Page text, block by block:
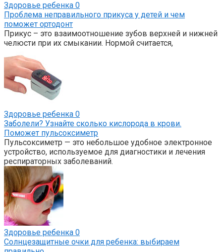
Здоровье ребенка 0
Проблема неправильного прикуса у детей и чем
поможет ортодонт
Прикус – это взаимоотношение зубов верхней и нижней
челюсти при их смыкании. Нормой считается,
Здоровье ребенка 0
Заболели? Узнайте сколько кислорода в крови.
Поможет пульсоксиметр
Пульсоксиметр — это небольшое удобное электронное
устройство, используемое для диагностики и лечения
респираторных заболеваний.
Здоровье ребенка 0
Солнцезащитные очки для ребенка: выбираем